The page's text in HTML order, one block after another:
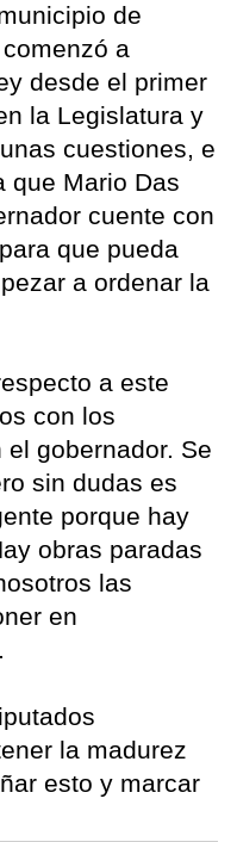
de
a
desde el primer
la Legislatura y
cuestiones, e
que Mario Das
cuente con
que pueda
a ordenar la
a este
con los
gobernador. Se
sin dudas es
porque hay
obras paradas
las
en
la madurez
esto y marcar